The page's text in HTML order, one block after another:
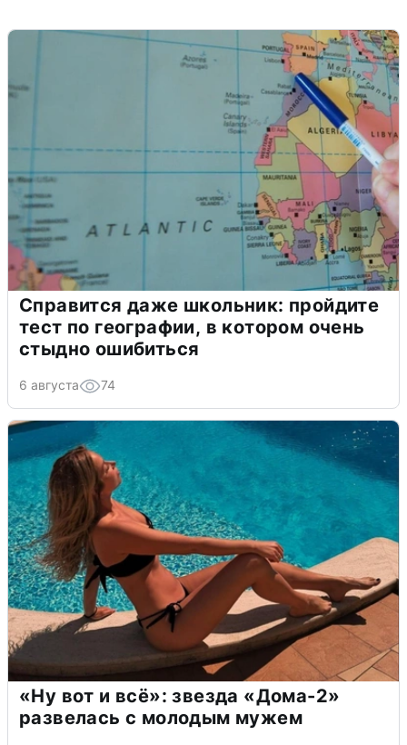
Справится даже школьник: пройдите
тест по географии, в котором очень
стыдно ошибиться
6 августа 74
«Ну вот и всё»: звезда «Дома-2»
развелась с молодым мужем